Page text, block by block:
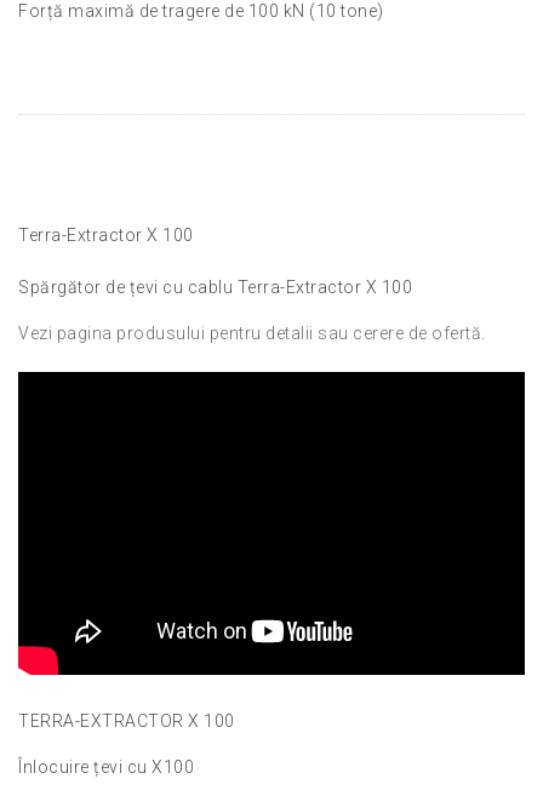
Forță maximă de tragere de 100 kN (10 tone)
Terra-Extractor X 100
Spărgător de țevi cu cablu Terra-Extractor X 100
Vezi pagina produsului pentru detalii sau cerere de ofertă
TERRA-EXTRACTOR X 100
Înlocuire țevi cu X100